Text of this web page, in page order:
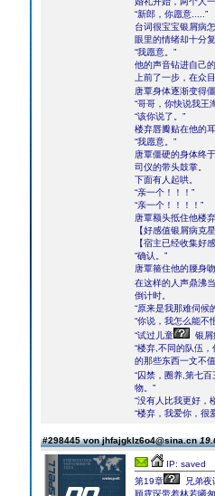
“新郎，你愿意.....”
台词很宝宝银屑病
眼里的情绪却十分
“我愿意。”
他的声音钻进自己
上前了一步，在众
唐覃身体逐渐变得
“哥哥，你快说我王
“该你说了。”
楼弃唇瓣贴在他的
“我愿意。”
唐覃僵硬的身体终
司仪的带头鼓掌。
下面有人起哄。
“亲一个！！！”
“亲一个！！！！”
唐覃额头抵住他楼
【好感值银屑病克
【宿主已经收集好
“确认。”
唐覃箍住他的腰身
在这样的人声鼎沸
倒计时。
“原来是我那难伺候
“你说，我怎么能不
“试过儿童
银屑
“楼弃,不同的队伍
的那些东西一文不
“囚禁，圈养,第七百
物。”
“没有人比我更好，
“楼弃，我爱你，很
#298445 von jhfajgklz6o4@sina.cn
IP: saved
第19章
兄弟
顾霆琛带着林若曦